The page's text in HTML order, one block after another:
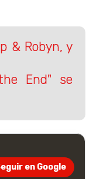
& Robyn, y
End" se
en Google